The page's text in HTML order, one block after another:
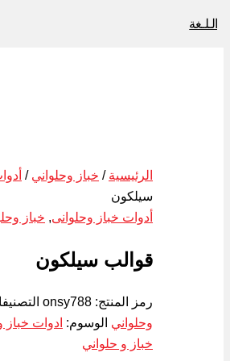
الـلـغة
الرئيسية / خباز وحلواني /
سيلكون
أدوات خباز وحلوانى, خباز
قوالب سيلكون
رمز المنتج: onsy788
وحلواني الوسوم: ادوات خباز
خباز و حلواني